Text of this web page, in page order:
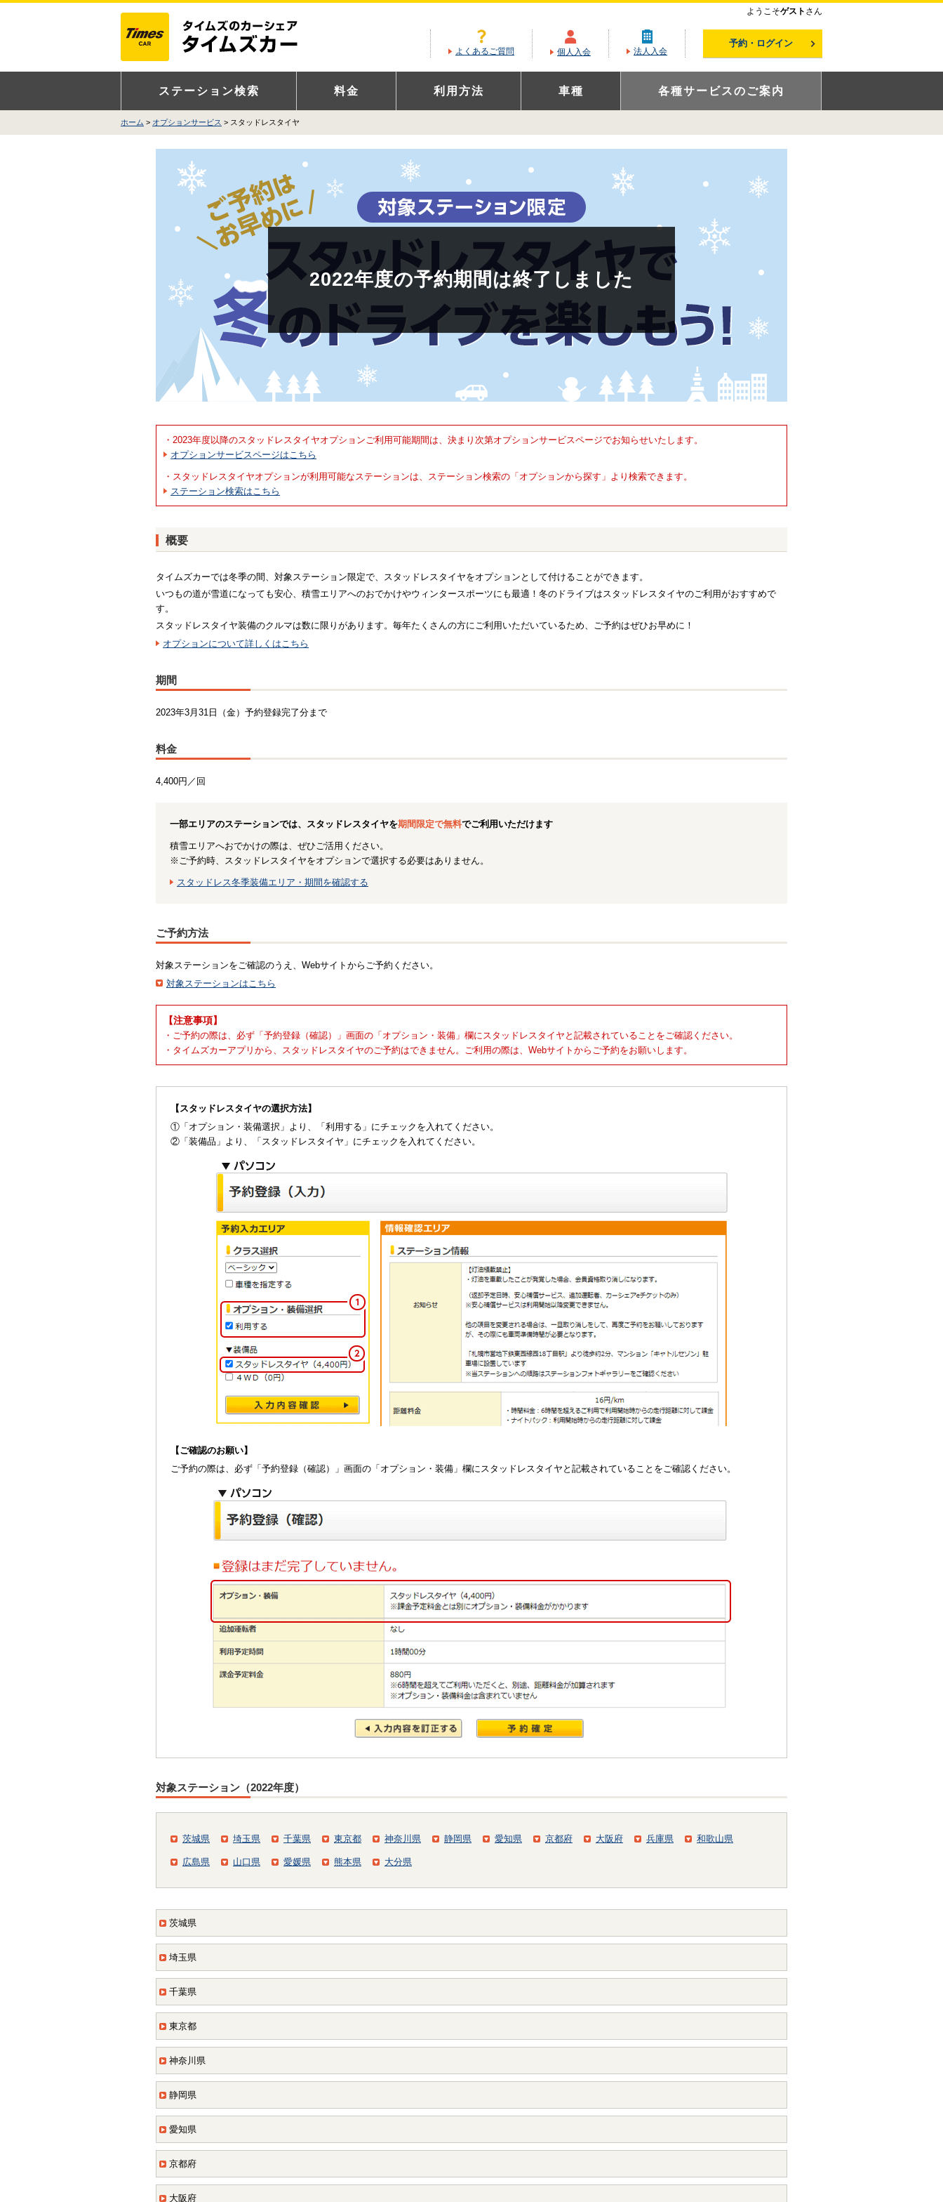
ようこそゲスト さん
よくあるご質問 個人入会 法人入会
予約・ログイン
ステーション検索 料金 利用方法 車種 各種サービスのご案内
ホーム オプションサービス スタッドレスタイヤ
2022年度の予約期間は終了しました
・2023年度以降のスタッドレスタイヤオプションご利用可能期間は、決まり次第オプションサービスページでお知らせいたします。
オプションサービスページはこちら
・スタッドレスタイヤオプションが利用可能なステーションは、ステーション検索の「オプションから探す」より検索できます。
ステーション検索はこちら
概要
タイムズカーでは冬季の間、対象ステーション限定で、スタッドレスタイヤをオプションとして付けることができます。
いつもの道が雪道になっても安心、積雪エリアへのおでかけやウィンタースポーツにも最適！冬のドライブはスタッドレスタイヤのご利用がおすすめで
す。
スタッドレスタイヤ装備のクルマは数に限りがあります。毎年たくさんの方にご利用いただいているため、ご予約はぜひお早めに！
オプションについて詳しくはこちら
期間
2023年3月31日（金）予約登録完了分まで
料金
4,400円／回
一部エリアのステーションでは、スタッドレスタイヤを期間限定で無料でご利用いただけます
積雪エリアへおでかけの際は、ぜひご活用ください。
※ご予約時、スタッドレスタイヤをオプションで選択する必要はありません。
スタッドレス冬季装備エリア・期間を確認する
ご予約方法
対象ステーションをご確認のうえ、Webサイトからご予約ください。
対象ステーションはこちら
【注意事項】
・ご予約の際は、必ず「予約登録（確認）」画面の「オプション・装備」欄にスタッドレスタイヤと記載されていることをご確認ください。
・タイムズカーアプリから、スタッドレスタイヤのご予約はできません。ご利用の際は、Webサイトからご予約をお願いします。
【スタッドレスタイヤの選択方法】
①「オプション・装備選択」より、「利用する」にチェックを入れてください。
②「装備品」より、「スタッドレスタイヤ」にチェックを入れてください。
【ご確認のお願い】
ご予約の際は、必ず「予約登録（確認）」画面の「オプション・装備」欄にスタッドレスタイヤと記載されていることをご確認ください。
対象ステーション（2022年度）
茨城県 埼玉県 千葉県 東京都 神奈川県 静岡県 愛知県 京都府 大阪府 兵庫県 和歌山県
広島県 山口県 愛媛県 熊本県 大分県
茨城県
埼玉県
千葉県
東京都
神奈川県
静岡県
愛知県
京都府
大阪府